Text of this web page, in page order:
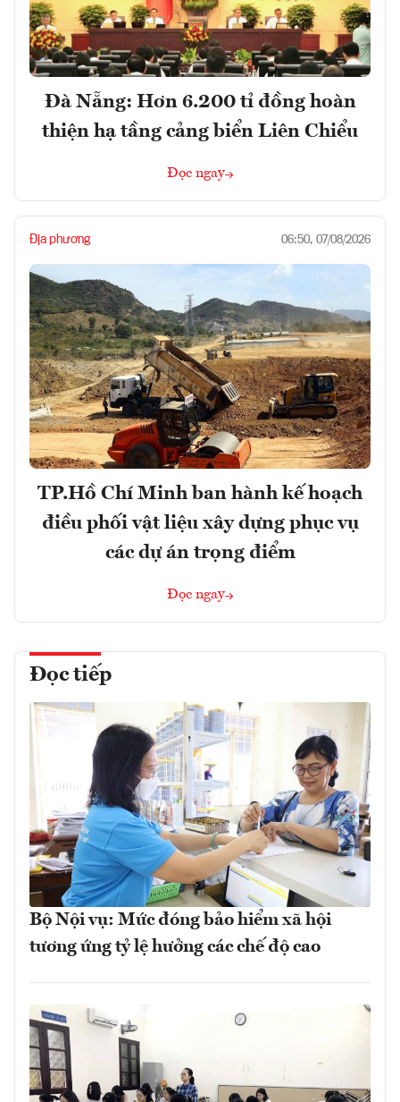
Đà Nẵng: Hơn 6.200 tỉ đồng hoàn
thiện hạ tầng cảng biển Liên Chiểu
Đọc ngay
Địa phương 06:50, 07/08/2026
TP.Hồ Chí Minh ban hành kế hoạch
điều phối vật liệu xây dựng phục vụ
các dự án trọng điểm
Đọc ngay
Đọc tiếp
Bộ Nội vụ: Mức đóng bảo hiểm xã hội
tương ứng tỷ lệ hưởng các chế độ cao